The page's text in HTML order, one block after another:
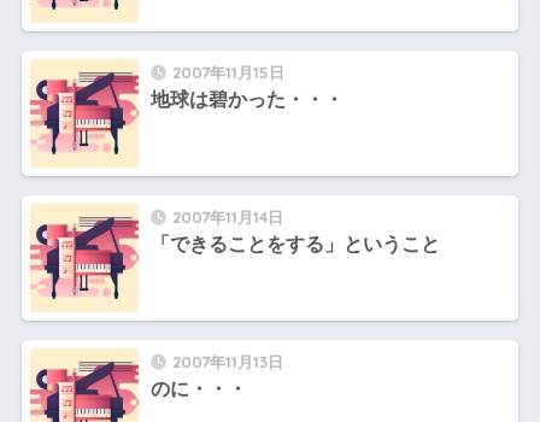
2007年11月15日
地球は碧かった・・・
2007年11月14日
「できることをする」ということ
2007年11月13日
のに・・・